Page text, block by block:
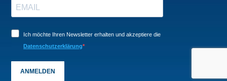
Ich möchte Ihren Newsletter erhalten und akzeptiere die
Datenschutzerklärung
ANMELDEN